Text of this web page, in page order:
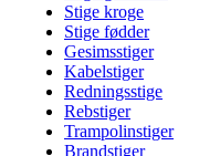
Stige kroge
Stige fødder
Gesimsstiger
Kabelstiger
Redningsstige
Rebstiger
Trampolinstiger
Brandstiger